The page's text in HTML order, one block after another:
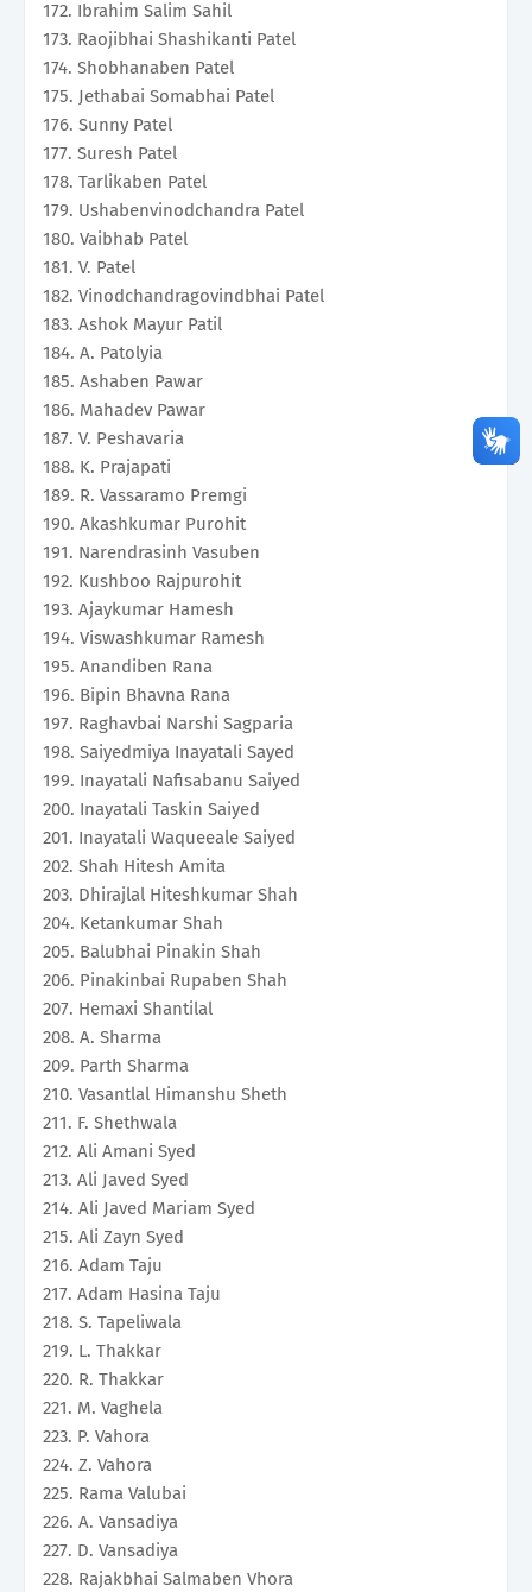
172. Ibrahim Salim Sahil
173. Raojibhai Shashikanti Patel
174. Shobhanaben Patel
175. Jethabai Somabhai Patel
176. Sunny Patel
177. Suresh Patel
178. Tarlikaben Patel
179. Ushabenvinodchandra Patel
180. Vaibhab Patel
181. V. Patel
182. Vinodchandragovindbhai Patel
183. Ashok Mayur Patil
184. A. Patolyia
185. Ashaben Pawar
186. Mahadev Pawar
187. V. Peshavaria
188. K. Prajapati
189. R. Vassaramo Premgi
190. Akashkumar Purohit
191. Narendrasinh Vasuben
192. Kushboo Rajpurohit
193. Ajaykumar Hamesh
194. Viswashkumar Ramesh
195. Anandiben Rana
196. Bipin Bhavna Rana
197. Raghavbai Narshi Sagparia
198. Saiyedmiya Inayatali Sayed
199. Inayatali Nafisabanu Saiyed
200. Inayatali Taskin Saiyed
201. Inayatali Waqueeale Saiyed
202. Shah Hitesh Amita
203. Dhirajlal Hiteshkumar Shah
204. Ketankumar Shah
205. Balubhai Pinakin Shah
206. Pinakinbai Rupaben Shah
207. Hemaxi Shantilal
208. A. Sharma
209. Parth Sharma
210. Vasantlal Himanshu Sheth
211. F. Shethwala
212. Ali Amani Syed
213. Ali Javed Syed
214. Ali Javed Mariam Syed
215. Ali Zayn Syed
216. Adam Taju
217. Adam Hasina Taju
218. S. Tapeliwala
219. L. Thakkar
220. R. Thakkar
221. M. Vaghela
223. P. Vahora
224. Z. Vahora
225. Rama Valubai
226. A. Vansadiya
227. D. Vansadiya
228. Rajakbhai Salmaben Vhora